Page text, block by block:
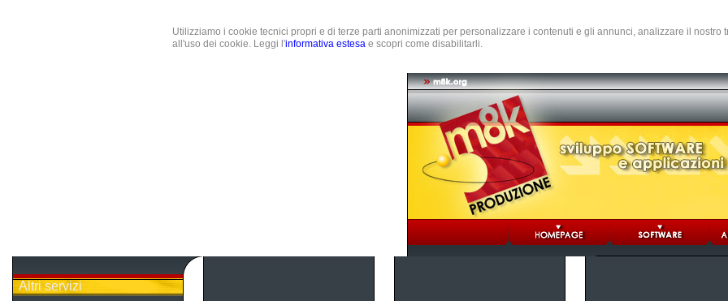
Utilizziamo i cookie tecnici propri e di terze parti anonimizzati per personalizzare i contenuti e gli annunci, analizzare il nostro
all'uso dei cookie. Leggi l'informativa estesa e scopri come disabilitarli.
Altri servizi